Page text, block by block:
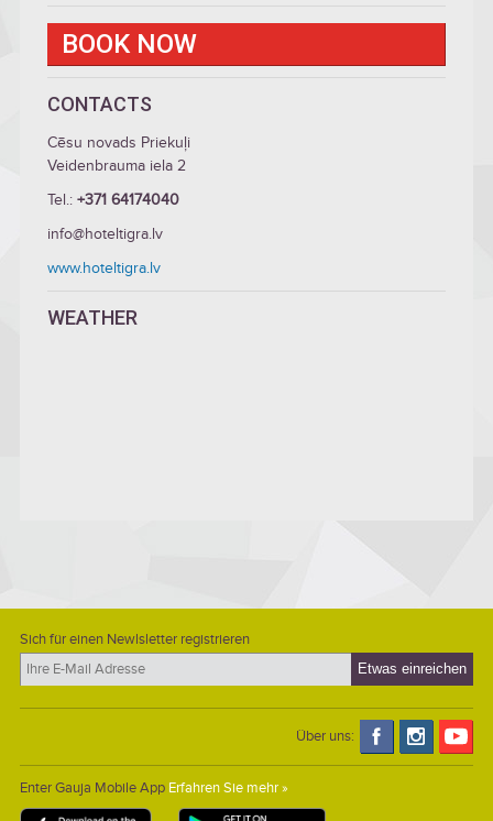
BOOK NOW
CONTACTS
Cēsu novads Priekuļi
Veidenbrauma iela 2
Tel.: +371 64174040
info@hoteltigra.lv
www.hoteltigra.lv
WEATHER
Sich für einen Newlsletter registrieren
Über uns:
Enter Gauja Mobile App Erfahren Sie mehr »